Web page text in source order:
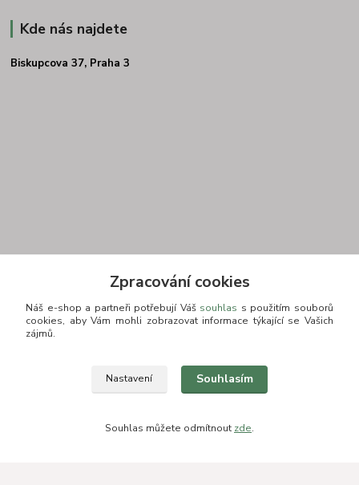
Kde nás najdete
Biskupcova 37, Praha 3
Kontakt
+420 775693830
Otevírací doba: PO-PÁ: 9:00-16:00 NUTNÁ REZERVACE
info@zkusnositko.cz
Zpracování cookies
Náš e-shop a partneři potřebují Váš souhlas s použitím souborů
cookies, aby Vám mohli zobrazovat informace týkající se Vašich
zájmů.
Nastavení Souhlasím
Souhlas můžete odmítnout zde.